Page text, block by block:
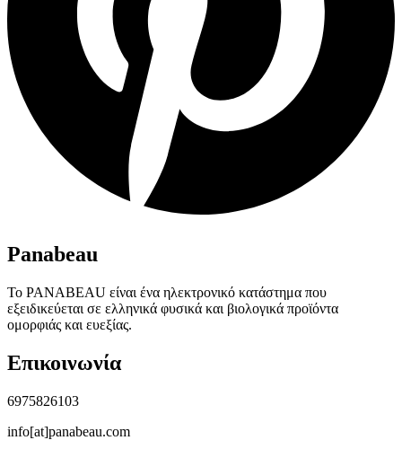
Panabeau
Το PANABEAU είναι ένα ηλεκτρονικό κατάστημα που
εξειδικεύεται σε ελληνικά φυσικά και βιολογικά προϊόντα
ομορφιάς και ευεξίας.
Επικοινωνία
6975826103
info[at]panabeau.com